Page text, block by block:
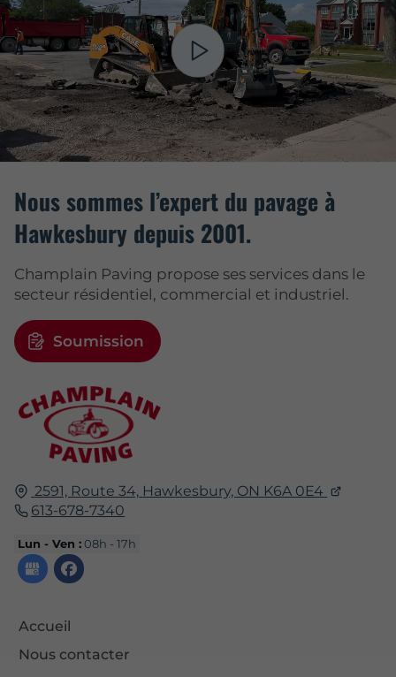
2591, Route 34, Hawkesbury, ON K6A 0E4
613-678-7340
Lun - Ven :08h - 17h
Accueil
Nous contacter
Nous sommes l’expert du pavage à
Hawkesbury depuis 2001.
Champlain Paving propose ses services dans le
secteur résidentiel, commercial et industriel.
Soumission